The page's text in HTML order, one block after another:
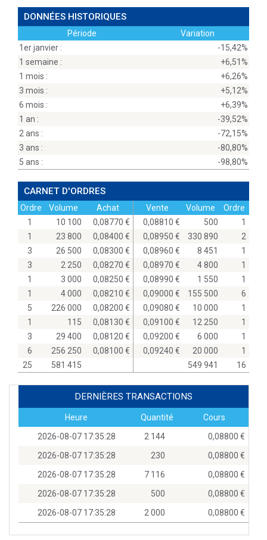
DONNÉES HISTORIQUES
Période
Variation
1er janvier :
-15,42%
1 semaine :
+6,51%
1 mois :
+6,26%
3 mois :
+5,12%
6 mois :
+6,39%
1 an :
-39,52%
2 ans :
-72,15%
3 ans :
-80,80%
5 ans :
-98,80%
CARNET D'ORDRES
Ordre Volume
Achat
1
10 100
0,08770
1
23 800
0,08400
3
26 500
0,08300
3
2 250
0,08270
1
3 000
0,08250
1
4 000
0,08210
5
226 000
0,08200
1
115
0,08130
3
29 400
0,08120
6
256 250
0,08100
25
581 415
Vente Volume
Ordre
0,08810
500
1
0,08950
330 890
2
0,08960
8 451
1
0,08970
4 800
1
0,08990
1 550
1
0,09000
155 500
6
0,09080
10 000
1
0,09100
12 250
1
0,09200
6 000
1
0,09240
20 000
1
549 941
16
DERNIÈRES TRANSACTIONS
Heure Quantité
Cours
2026-08-07 17:35:28
2 144
0,08800
2026-08-07 17:35:28
230
0,08800
2026-08-07 17:35:28
7 116
0,08800
2026-08-07 17:35:28
500
0,08800
2026-08-07 17:35:28
2 000 0,08800